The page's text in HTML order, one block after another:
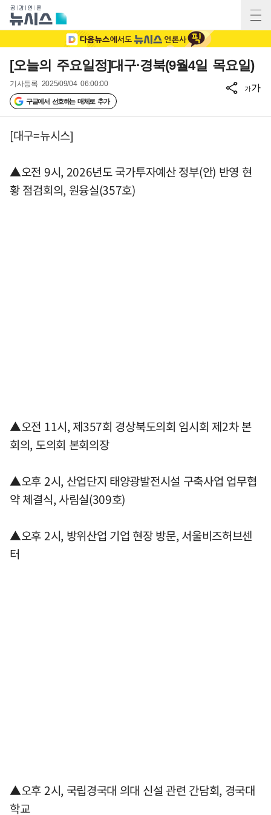
[오늘의 주요일정]대구·경북(9월4일 목요일)
기사등록 2025/09/04 06:00:00
구글에서 선호하는 매체로 추가
가가
[대구=뉴시스]
▲오전 9시, 2026년도 국가투자예산 정부(안) 반영 현
황 점검회의, 원융실(357호)
▲오전 11시, 제357회 경상북도의회 임시회 제2차 본
회의, 도의회 본회의장
▲오후 2시, 산업단지 태양광발전시설 구축사업 업무협
약 체결식, 사림실(309호)
▲오후 2시, 방위산업 기업 현장 방문, 서울비즈허브센
터
▲오후 2시, 국립경국대 의대 신설 관련 간담회, 경국대
학교